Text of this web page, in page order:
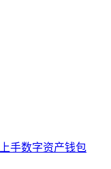
手数字资产钱包